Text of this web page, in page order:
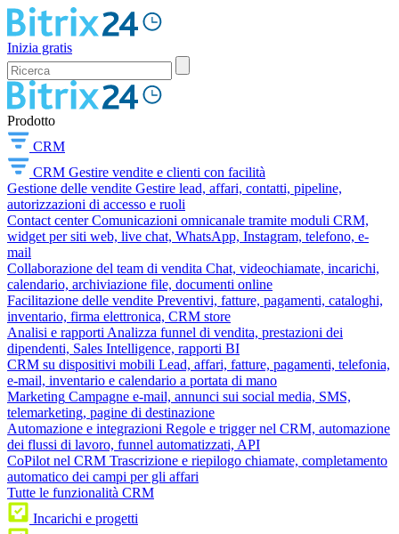
Inizia gratis
Prodotto
CRM
CRM Gestire vendite e clienti con facilità
Gestione delle vendite Gestire lead, affari, contatti, pipeline,
autorizzazioni di accesso e ruoli
Contact center Comunicazioni omnicanale tramite moduli CRM,
widget per siti web, live chat, WhatsApp, Instagram, telefono, e-
mail
Collaborazione del team di vendita Chat, videochiamate, incarichi,
calendario, archiviazione file, documenti online
Facilitazione delle vendite Preventivi, fatture, pagamenti, cataloghi,
inventario, firma elettronica, CRM store
Analisi e rapporti Analizza funnel di vendita, prestazioni dei
dipendenti, Sales Intelligence, rapporti BI
CRM su dispositivi mobili Lead, affari, fatture, pagamenti, telefonia,
e-mail, inventario e calendario a portata di mano
Marketing Campagne e-mail, annunci sui social media, SMS,
telemarketing, pagine di destinazione
Automazione e integrazioni Regole e trigger nel CRM, automazione
dei flussi di lavoro, funnel automatizzati, API
CoPilot nel CRM Trascrizione e riepilogo chiamate, completamento
automatico dei campi per gli affari
Tutte le funzionalità CRM
Incarichi e progetti